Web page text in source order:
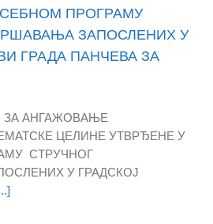
ПРОГРАМУ
ЗАПОСЛЕНИХ У
ГРАДА ПАНЧЕВА ЗА
ЗА АНГАЖОВАЊЕ
ЦЕЛИНЕ УТВРЂЕНЕ У
СТРУЧНОГ
У ГРАДСКОЈ